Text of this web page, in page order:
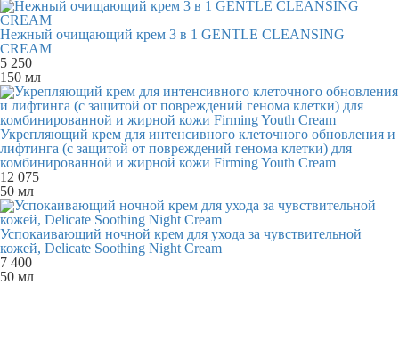
Нежный очищающий крем 3 в 1 GENTLE CLEANSING
CREAM
5 250
150 мл
Укрепляющий крем для интенсивного клеточного обновления и
лифтинга (с защитой от повреждений генома клетки) для
комбинированной и жирной кожи Firming Youth Cream
12 075
50 мл
Успокаивающий ночной крем для ухода за чувствительной
кожей, Delicate Soothing Night Cream
7 400
50 мл